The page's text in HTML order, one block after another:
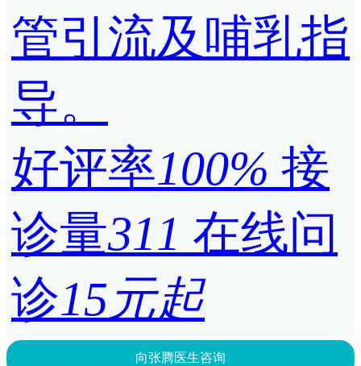
管引流及哺乳指
导。
好评率100% 接
诊量311 在线问
诊15元起
向张腾医生咨询